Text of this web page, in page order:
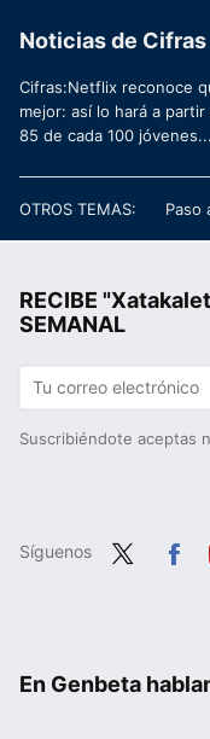
Noticias de
Cifras:Netflix reconoce
mejor: así lo hará a
85 de cada 100 jóvenes...
OTROS TEMAS: Paso
RECIBE
SEMANAL
Suscribiéndote aceptas
Síguenos
En Genbeta